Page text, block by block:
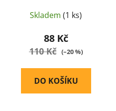
Skladem (1 ks)
88 Kč
110 Kč (–20 %)
DO KOŠÍKU